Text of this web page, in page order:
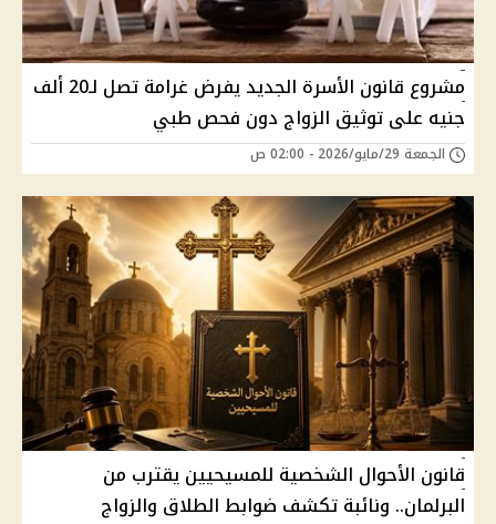
مشروع قانون الأسرة الجديد يفرض غرامة تصل لـ20 ألف
جنيه على توثيق الزواج دون فحص طبي
الجمعة 29/مايو/2026 - 02:00 ص
قانون الأحوال الشخصية للمسيحيين يقترب من
البرلمان.. ونائبة تكشف ضوابط الطلاق والزواج